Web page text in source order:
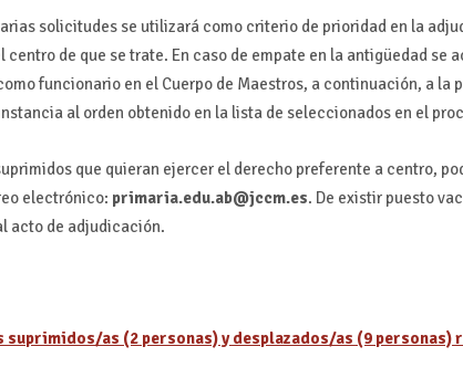
solicitudes se utilizará como criterio de prioridad en la
centro de que se trate. En caso de empate en la antigüedad se
funcionario en el Cuerpo de Maestros, a continuación, a la
al orden obtenido en la lista de seleccionados en el
que quieran ejercer el derecho preferente a centro,
electrónico: primaria.edu.ab@jccm.es. De existir puesto
acto de adjudicación.
suprimidos/as (2 personas) y desplazados/as (9 personas)